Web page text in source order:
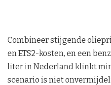
Combineer stijgende
en ETS2-kosten, en een
liter in Nederland klinkt
scenario is niet